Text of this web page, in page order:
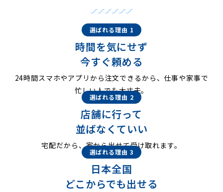
選ばれる理由 1
時間を気にせず
今すぐ頼める
24時間スマホやアプリから注文できるから、仕事や家事で
忙しい人でも大丈夫。
選ばれる理由 2
店舗に行って
並ばなくていい
宅配だから、家から出せて受け取れます。
選ばれる理由 3
日本全国
どこからでも出せる